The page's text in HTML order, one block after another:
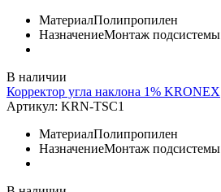
МатериалПолипропилен
НазначениеМонтаж подсистемы
В наличии
Корректор угла наклона 1% KRONEX
Артикул: KRN-TSC1
МатериалПолипропилен
НазначениеМонтаж подсистемы